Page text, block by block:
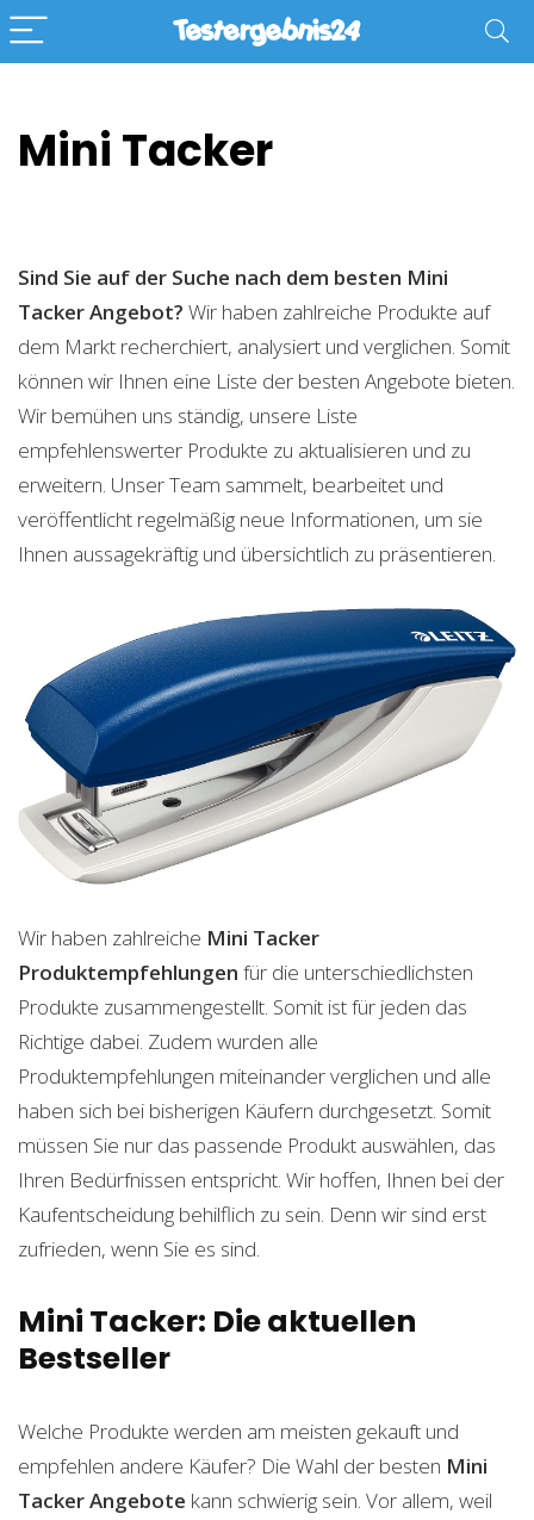
Mini Tacker
Sind Sie auf der Suche nach dem besten Mini
TackerAngebot? Wir haben zahlreiche Produkte auf
dem Markt recherchiert, analysiert und verglichen. Somit
können wir Ihnen eine Liste der besten Angebote bieten.
Wir bemühen uns ständig, unsere Liste
empfehlenswerter Produkte zu aktualisieren und zu
erweitern. Unser Team sammelt, bearbeitet und
veröffentlicht regelmäßig neue Informationen, um sie
Ihnen aussagekräftig und übersichtlich zu präsentieren.
Wir haben zahlreiche Mini Tacker
Produktempfehlungen für die unterschiedlichsten
Produkte zusammengestellt. Somit ist für jeden das
Richtige dabei. Zudem wurden alle
Produktempfehlungen miteinander verglichen und alle
haben sich bei bisherigen Käufern durchgesetzt. Somit
müssen Sie nur das passende Produkt auswählen, das
Ihren Bedürfnissen entspricht. Wir hoffen, Ihnen bei der
Kaufentscheidung behilflich zu sein. Denn wir sind erst
zufrieden, wenn Sie es sind.
Mini Tacker: Die aktuellen
Bestseller
Welche Produkte werden am meisten gekauft und
empfehlen andere Käufer? Die Wahl der besten Mini
TackerAngebote kann schwierig sein. Vor allem, weil